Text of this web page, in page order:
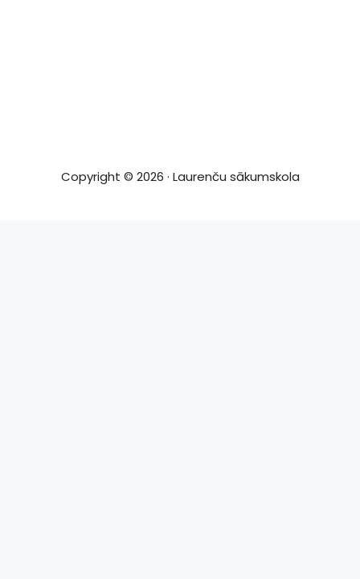
Copyright © 2026 · Laurenču sākumskola